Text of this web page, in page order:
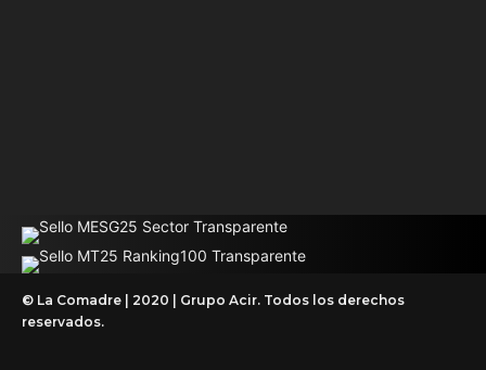
© La Comadre | 2020 | Grupo Acir. Todos los derechos
reservados.